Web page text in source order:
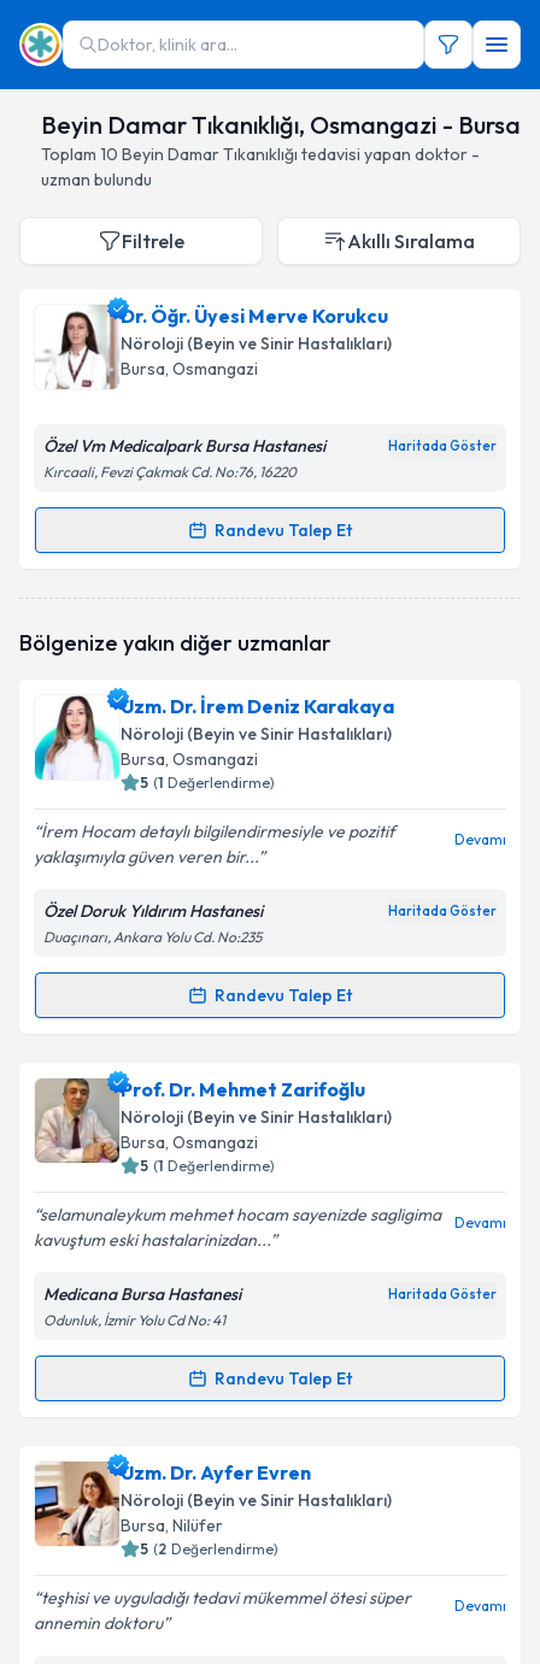
Doktor, klinik ara...
Beyin Damar Tıkanıklığı, Osmangazi - Bursa
Toplam 10 Beyin Damar Tıkanıklığı tedavisi yapan doktor -
uzman bulundu
Filtrele Akıllı Sıralama
Dr. Öğr. Üyesi Merve Korukcu
Nöroloji (Beyin ve Sinir Hastalıkları)
Bursa, Osmangazi
Özel Vm Medicalpark Bursa Hastanesi Haritada Göster
Kırcaali, Fevzi Çakmak Cd. No:76, 16220
Randevu Talep Et
Randevu Takvimi Talebi
talebi oluşturun. Size bu uzmandan randevu almanız
bilgilendireceğiz.
E-posta Adresiniz
Kişisel verilerimin işlenmesine ilişkin
kapsamda işlenmesini kabul ediyorum.
Takvim Talebini Gönder
Bölgenize yakın diğer uzmanlar
Uzm. Dr. İrem Deniz Karakaya
Nöroloji (Beyin ve Sinir Hastalıkları)
Bursa, Osmangazi
5 (1 Değerlendirme)
İrem Hocam detaylı bilgilendirmesiyle ve pozitif
yaklaşımıyla güven veren bir...
Devamı
Özel Doruk Yıldırım Hastanesi Haritada Göster
Duaçınarı, Ankara Yolu Cd. No:235
Randevu Talep Et
Randevu Takvimi Talebi
Uzm. Dr. İrem Deniz Karakayaiçin randevu takvimi
talebi oluşturun. Size bu uzmandan randevu almanız
için bir takvim hazırlandığında e-posta ile
bilgilendireceğiz.
E-posta Adresiniz
Kişisel verilerimin işlenmesine ilişkin
Metni'ni okudum ve kişisel verilerimin belirtilen
kapsamda işlenmesini kabul ediyorum.
Prof. Dr. Mehmet Zarifoğlu
Nöroloji (Beyin ve Sinir Hastalıkları)
Bursa, Osmangazi
5 (1 Değerlendirme)
selamunaleykum mehmet hocam sayenizde sagligima
kavuştum eski hastalarinizdan...
Devamı
Medicana Bursa Hastanesi Haritada Göster
Odunluk, İzmir Yolu Cd No: 41
Randevu Talep Et
Randevu Takvimi Talebi
Prof. Dr. Mehmet Zarifoğluiçin randevu takvimi
talebi oluşturun. Size bu uzmandan randevu almanız
için bir takvim hazırlandığında e-posta ile
bilgilendireceğiz.
E-posta Adresiniz
Uzm. Dr. Ayfer Evren
Nöroloji (Beyin ve Sinir Hastalıkları)
Bursa, Nilüfer
5 (2 Değerlendirme)
teşhisi ve uyguladığı tedavi mükemmel ötesi süper
annemin doktoru
Devamı